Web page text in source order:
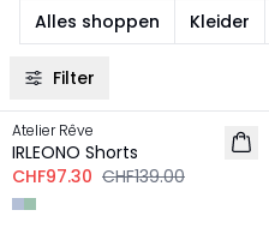
Alles shoppen Kleider
Filter
-30%
Atelier Rêve
IRLEONO Shorts
CHF97.30 CHF139.00
-50%